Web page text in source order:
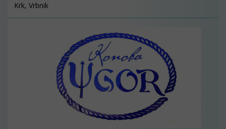
Krk, Vrbnik